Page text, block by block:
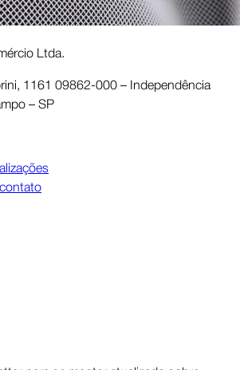
Ltda.
1161 09862-000 – Independência
– SP